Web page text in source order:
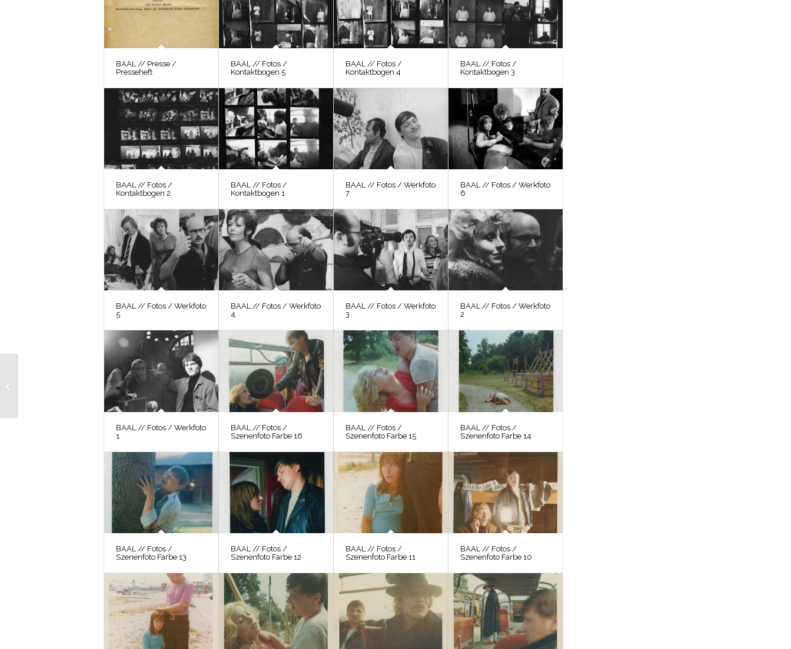
BAAL // Presse /
Presseheft
BAAL // Fotos /
Kontaktbogen 5
BAAL // Fotos /
Kontaktbogen 4
BAAL // Fotos /
Kontaktbogen 3
BAAL // Fotos /
Kontaktbogen 2
BAAL // Fotos /
Kontaktbogen 1
BAAL // Fotos / Werkfoto
7
BAAL // Fotos / Werkfoto
6
BAAL // Fotos / Werkfoto
5
BAAL // Fotos / Werkfoto
4
BAAL // Fotos / Werkfoto
3
BAAL // Fotos / Werkfoto
2
BAAL // Fotos / Werkfoto
1
BAAL // Fotos /
Szenenfoto Farbe 16
BAAL // Fotos /
Szenenfoto Farbe 15
BAAL // Fotos /
Szenenfoto Farbe 14
BAAL // Fotos /
Szenenfoto Farbe 13
BAAL // Fotos /
Szenenfoto Farbe 12
BAAL // Fotos /
Szenenfoto Farbe 11
BAAL // Fotos /
Szenenfoto Farbe 10